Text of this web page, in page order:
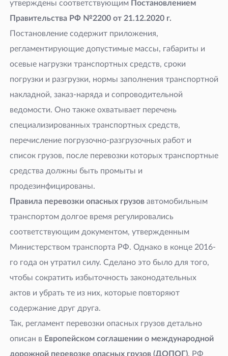
утверждены соответствующим Постановлением
Правительства РФ №2200 от 21.12.2020 г.
Постановление содержит приложения,
регламентирующие допустимые массы, габариты и
осевые нагрузки транспортных средств, сроки
погрузки и разгрузки, нормы заполнения транспортной
накладной, заказ-наряда и сопроводительной
ведомости. Оно также охватывает перечень
специализированных транспортных средств,
перечисление погрузочно-разгрузочных работ и
список грузов, после перевозки которых транспортные
средства должны быть промыты и
продезинфицированы.
Правила перевозки опасных грузовавтомобильным
транспортом долгое время регулировались
соответствующим документом, утвержденным
Министерством транспорта РФ. Однако в конце 2016-
го года он утратил силу. Сделано это было для того,
чтобы сократить избыточность законодательных
актов и убрать те из них, которые повторяют
содержание друг друга.
Так, регламент перевозки опасных грузов детально
описан в Европейском соглашении о международной
дорожной перевозке опасных грузов (ДОПОГ), РФ